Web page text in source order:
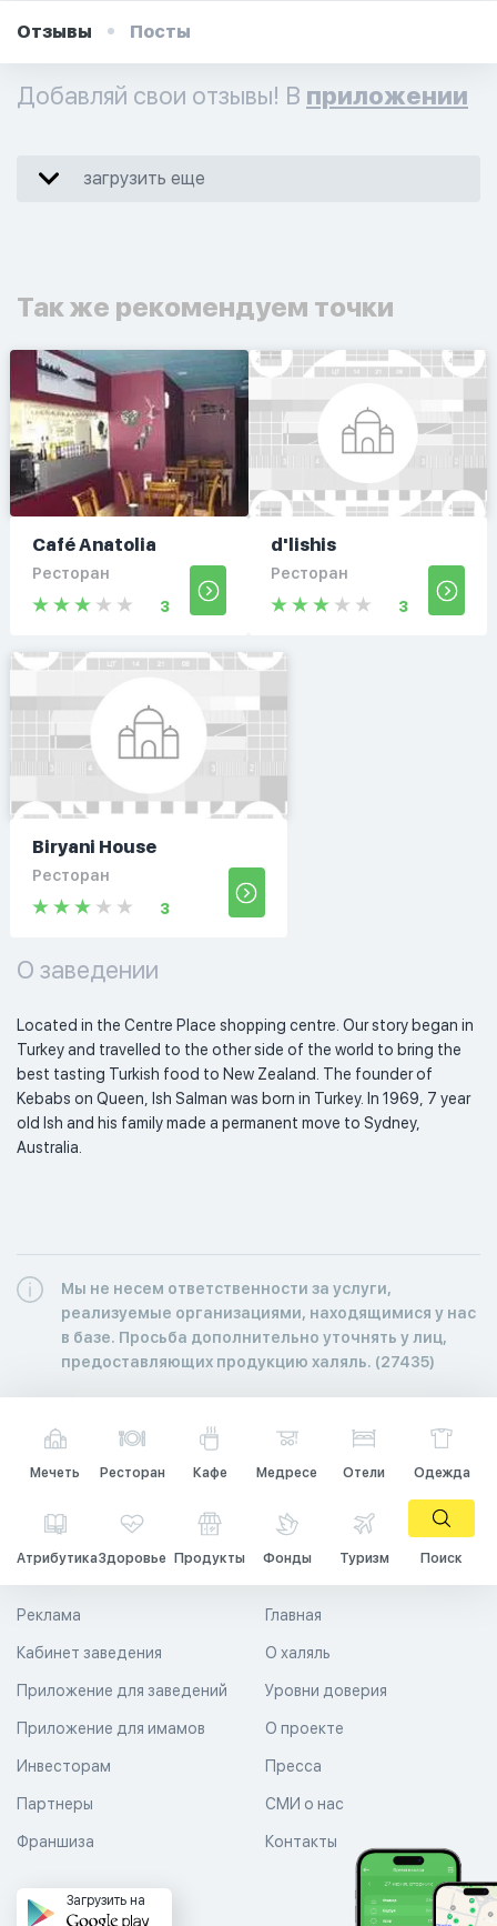
Отзывы Посты
Добавляй свои отзывы! В приложении
загрузить еще
Так же рекомендуем точки
Café Anatolia
Ресторан
3
d'lishis
Ресторан
3
Biryani House
Ресторан
3
О заведении
Located in the Centre Place shopping centre. Our story began in
Turkey and travelled to the other side of the world to bring the
best tasting Turkish food to New Zealand. The founder of
Kebabs on Queen, Ish Salman was born in Turkey. In 1969, 7 year
old Ish and his family made a permanent move to Sydney,
Australia.
Мы не несем ответственности за услуги,
реализуемые организациями, находящимися у нас
в базе. Просьба дополнительно уточнять у лиц,
предоставляющих продукцию халяль. (27435)
Мечеть Ресторан Кафе Медресе Отели Одежда
АтрибутикаЗдоровье Продукты Фонды Туризм Поиск
Главная
О халяль
Уровни доверия
Реклама
Кабинет заведения
Приложение для заведений
Приложение для имамов О проекте
Пресса
СМИ о нас
Контакты
Инвесторам
Партнеры
Франшиза
Загрузить на